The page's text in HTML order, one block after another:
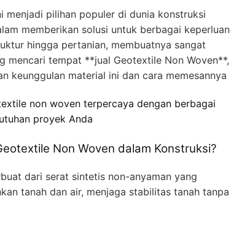
menjadi pilihan populer di dunia konstruksi
memberikan solusi untuk berbagai keperluan
hingga pertanian, membuatnya sangat
mencari tempat **jual Geotextile Non Woven**,
keunggulan material ini dan cara memesannya
non woven terpercaya dengan berbagai
proyek Anda
Non Woven dalam Konstruksi?
dari serat sintetis non-anyaman yang
tanah dan air, menjaga stabilitas tanah tanpa